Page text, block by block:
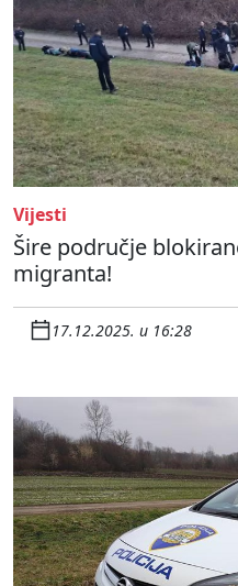
Vijesti
Šire područje
migranta!
17.12.2025. u 16:28